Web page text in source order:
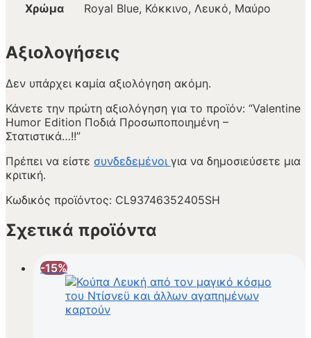
Χρώμα Royal Blue, Κόκκινο, Λευκό, Μαύρο
Αξιολογήσεις
Δεν υπάρχει καμία αξιολόγηση ακόμη.
Κάνετε την πρώτη αξιολόγηση για το προϊόν: “Valentine
Humor Edition Ποδιά Προσωποποιημένη –
Στατιστικά…!!”
Πρέπει να είστε συνδεδεμένοι για να δημοσιεύσετε μια
κριτική.
Κωδικός προϊόντος: CL93746352405SH
Σχετικά προϊόντα
-15%